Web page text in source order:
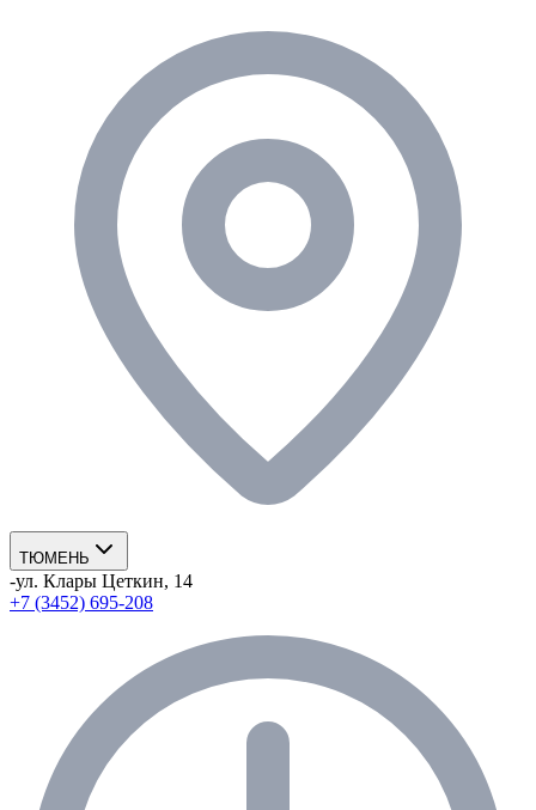
ТЮМЕНЬ
-ул. Клары Цеткин, 14
+7 (3452) 695-208